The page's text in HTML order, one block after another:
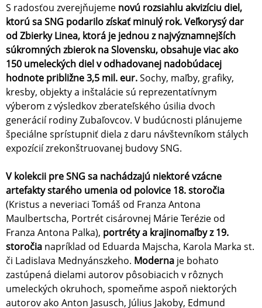
S radosťou zverejňujeme novú rozsiahlu akvizíciu diel,
ktorú sa SNG podarilo získať minulý rok. Veľkorysý dar
od Zbierky Linea, ktorá je jednou z najvýznamnejších
súkromných zbierok na Slovensku, obsahuje viac ako
150 umeleckých diel v odhadovanej nadobúdacej
hodnote približne 3,5 mil. eur.Sochy, maľby, grafiky,
kresby, objekty a inštalácie sú reprezentatívnym
výberom z výsledkov zberateľského úsilia dvoch
generácií rodiny Zubaľovcov. V budúcnosti plánujeme
špeciálne sprístupniť diela z daru návštevníkom stálych
expozícií zrekonštruovanej budovy SNG.
V kolekcii pre SNG sa nachádzajú niektoré vzácne
artefakty starého umenia od polovice 18. storočia
(Kristus a neveriaci Tomáš od Franza Antona
Maulbertscha, Portrét cisárovnej Márie Terézie od
Franza Antona Palka), portréty a krajinomaľby z 19.
storočia napríklad od Eduarda Majscha, Karola Marka st.
či Ladislava Mednyánszkeho. Moderna je bohato
zastúpená dielami autorov pôsobiacich v rôznych
umeleckých okruhoch, spomeňme aspoň niektorých
autorov ako Anton Jasusch, Július Jakoby, Edmund